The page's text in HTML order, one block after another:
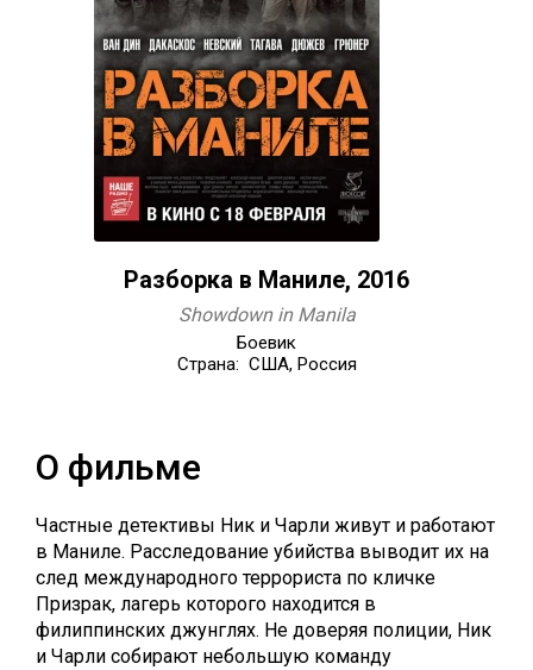
Разборка в Маниле, 2016
Showdown in Manila
Боевик
Страна: США, Россия
О фильме
Частные детективы Ник и Чарли живут и работают
в Маниле. Расследование убийства выводит их на
след международного террориста по кличке
Призрак, лагерь которого находится в
филиппинских джунглях. Не доверяя полиции, Ник
и Чарли собирают небольшую команду